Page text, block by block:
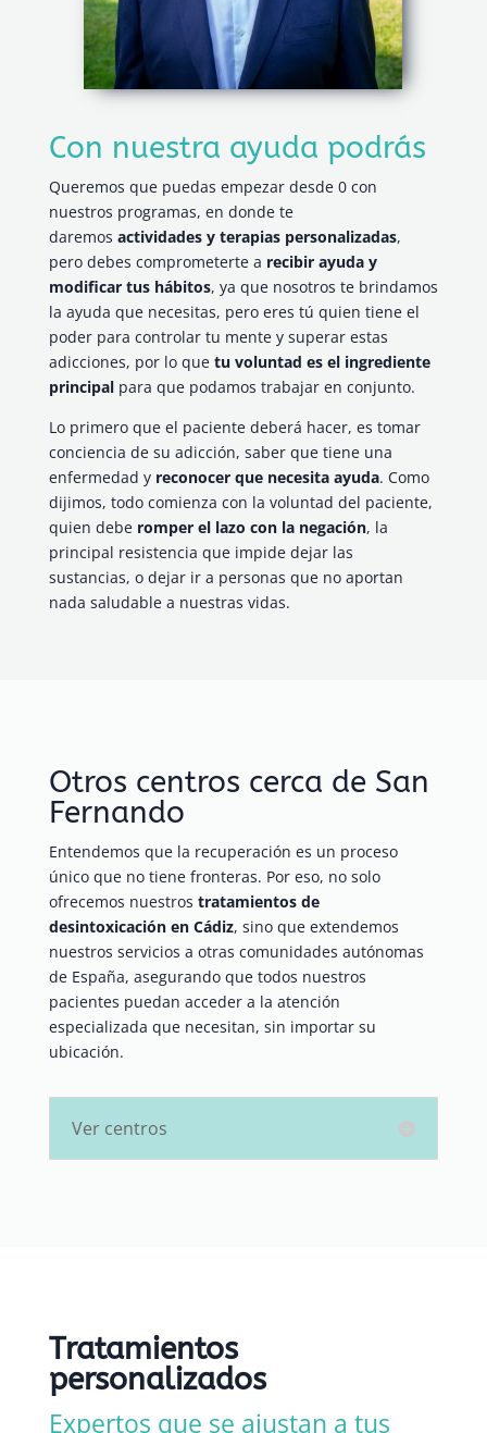
Con nuestra ayuda podrás
Queremos que puedas empezar desde 0 con
nuestros programas, en donde te
daremos actividades y terapias personalizadas,
pero debes comprometerte a recibir ayuda y
modificar tus hábitos, ya que nosotros te brindamos
la ayuda que necesitas, pero eres tú quien tiene el
poder para controlar tu mente y superar estas
adicciones, por lo que tu voluntad es el ingrediente
principalpara que podamos trabajar en conjunto.
Lo primero que el paciente deberá hacer, es tomar
conciencia de su adicción, saber que tiene una
enfermedad y reconocer que necesita ayuda. Como
dijimos, todo comienza con la voluntad del paciente,
quien debe romper el lazo con la negación, la
principal resistencia que impide dejar las
sustancias, o dejar ir a personas que no aportan
nada saludable a nuestras vidas.
Otros centros cerca de San
Fernando
Entendemos que la recuperación es un proceso
único que no tiene fronteras. Por eso, no solo
ofrecemos nuestros tratamientos de
desintoxicación en Cádiz, sino que extendemos
nuestros servicios a otras comunidades autónomas
de España, asegurando que todos nuestros
pacientes puedan acceder a la atención
especializada que necesitan, sin importar su
ubicación.
Ver centros
Tratamientos
personalizados
Expertos que se ajustan a tus